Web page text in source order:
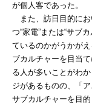
が個人客であった。
また、訪日目的にお
つ“家電”または“サブ
ているのかがうかが
ブカルチャーを目当
る人が多いことがわ
ジがあるものの、「
サブカルチャーを目